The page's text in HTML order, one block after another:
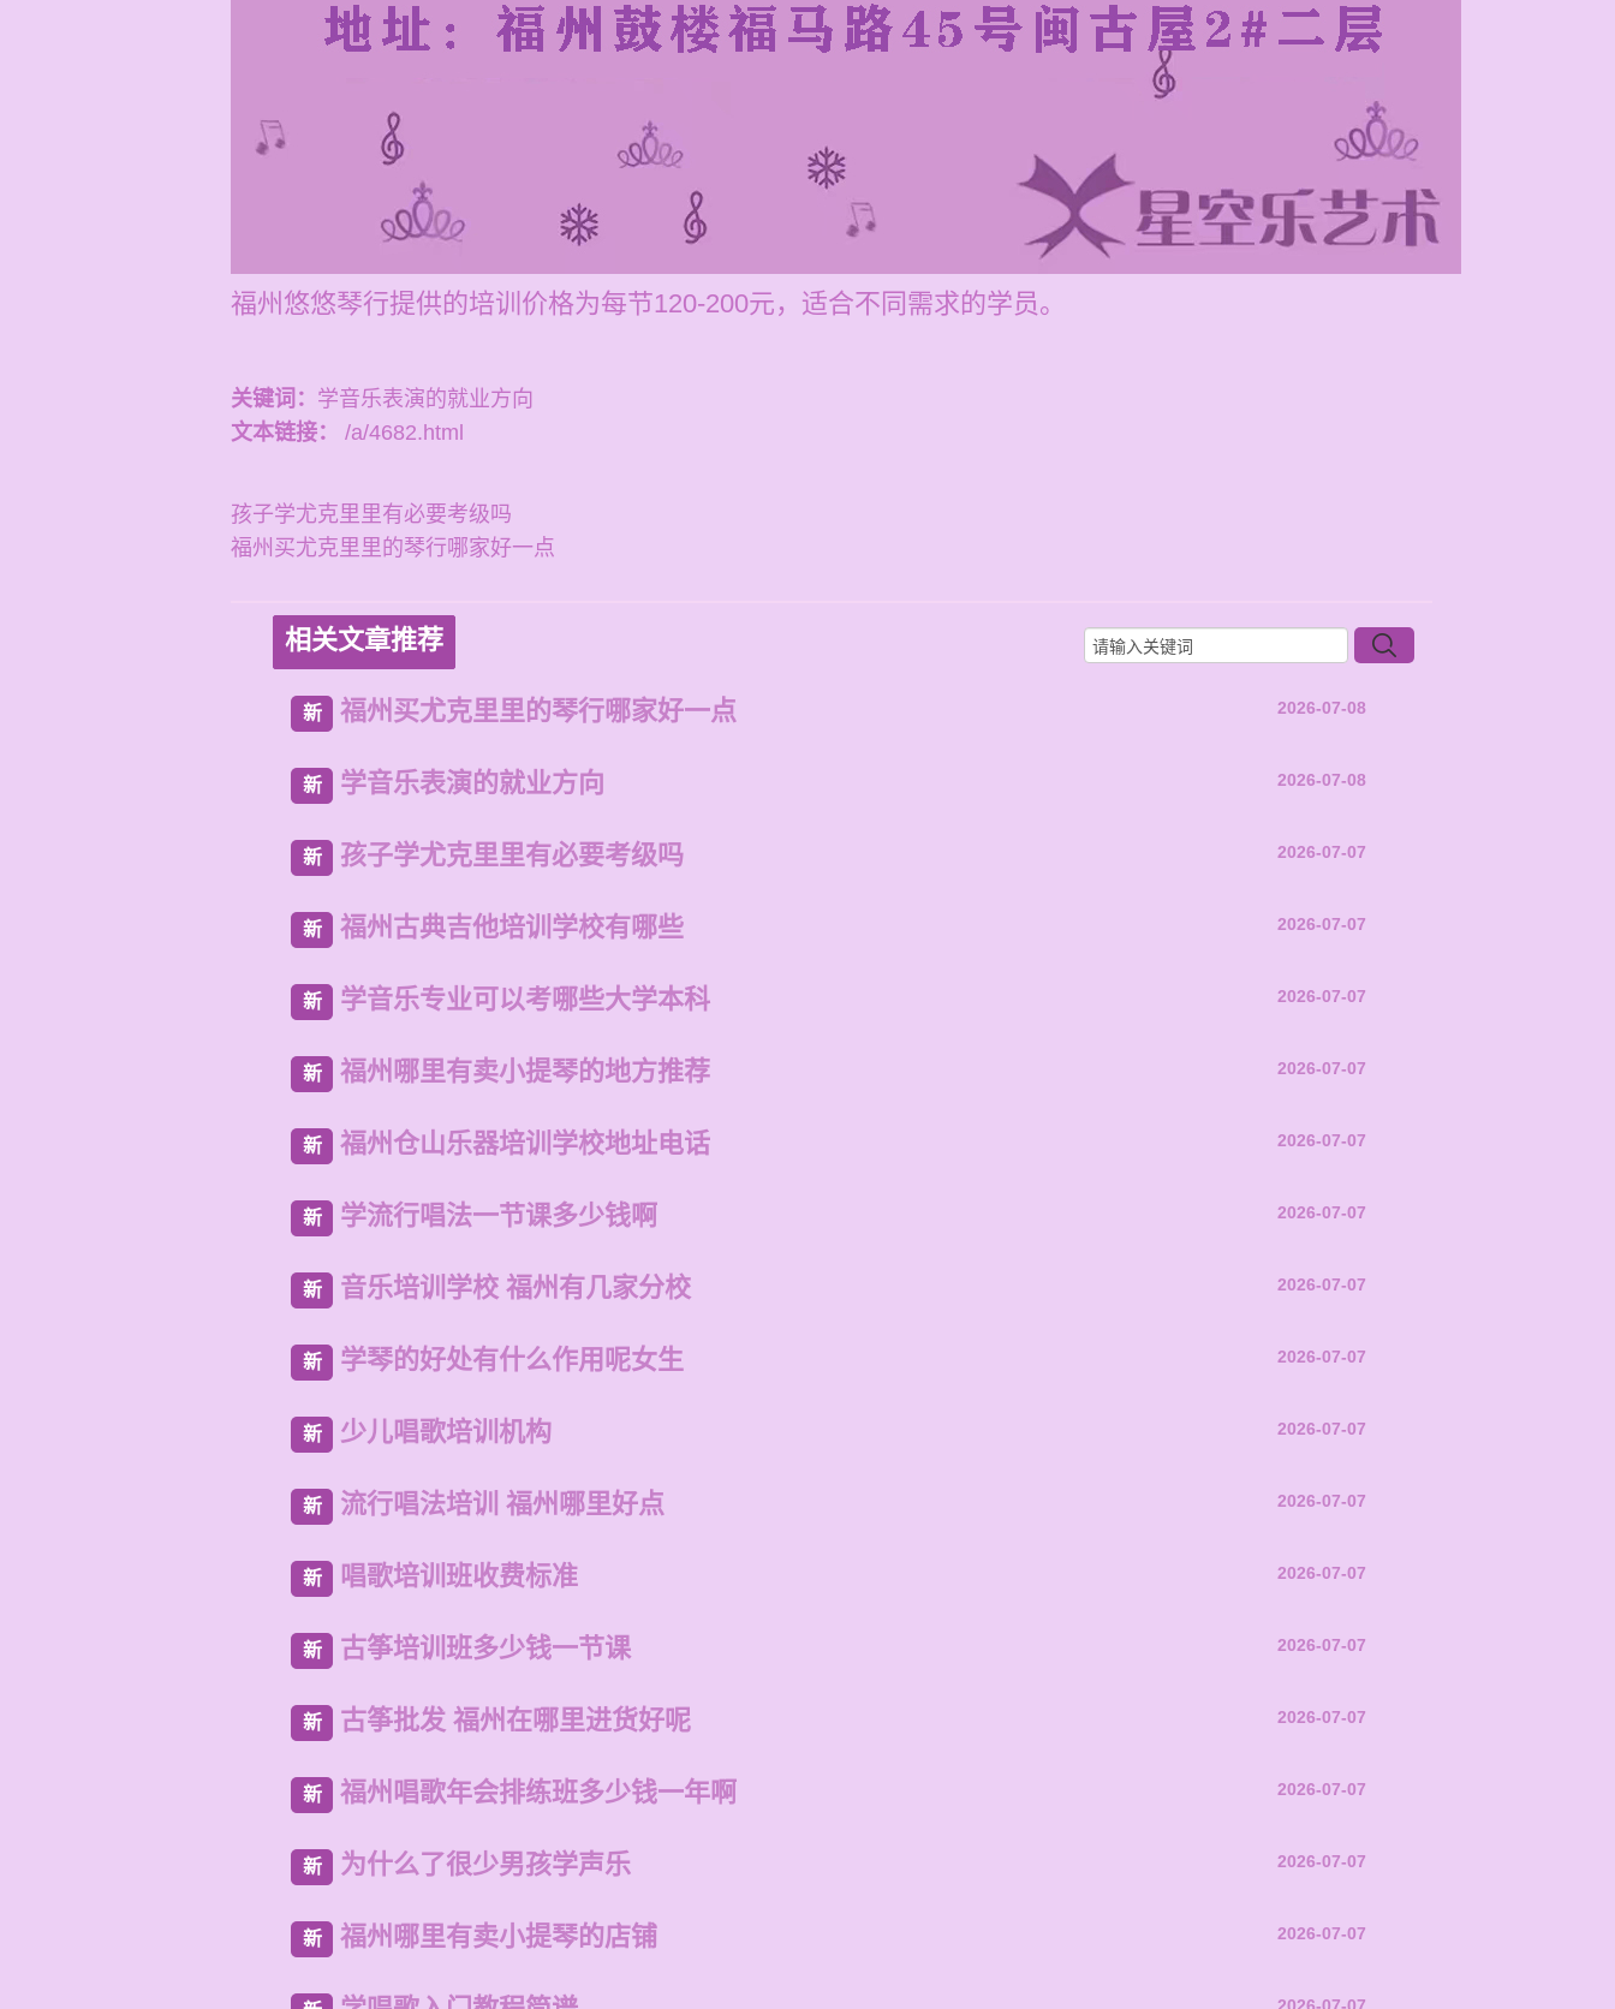
福州悠悠琴行提供的培训价格为每节120-200元，适合不同需求的学员。
关键词： 学音乐表演的就业方向
文本链接：
/a/4682.html
孩子学尤克里里有必要考级吗
福州买尤克里里的琴行哪家好一点
相关文章推荐
新 福州买尤克里里的琴行哪家好一点 2026-07-08
新 学音乐表演的就业方向 2026-07-08
新 孩子学尤克里里有必要考级吗 2026-07-07
新 福州古典吉他培训学校有哪些 2026-07-07
新 学音乐专业可以考哪些大学本科 2026-07-07
新 福州哪里有卖小提琴的地方推荐 2026-07-07
新 福州仓山乐器培训学校地址电话 2026-07-07
新 学流行唱法一节课多少钱啊 2026-07-07
新 音乐培训学校 福州有几家分校 2026-07-07
新 学琴的好处有什么作用呢女生 2026-07-07
新 少儿唱歌培训机构 2026-07-07
新 流行唱法培训 福州哪里好点 2026-07-07
新 唱歌培训班收费标准 2026-07-07
新 古筝培训班多少钱一节课 2026-07-07
新 古筝批发 福州在哪里进货好呢 2026-07-07
新 福州唱歌年会排练班多少钱一年啊 2026-07-07
新 为什么了很少男孩学声乐 2026-07-07
新 福州哪里有卖小提琴的店铺 2026-07-07